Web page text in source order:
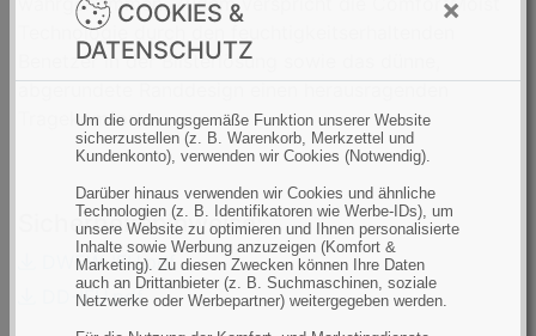
COOKIES &
DATENSCHUTZ
×
Um die ordnungsgemäße Funktion unserer Website
sicherzustellen (z. B. Warenkorb, Merkzettel und
Kundenkonto), verwenden wir Cookies (Notwendig).
Darüber hinaus verwenden wir Cookies und ähnliche
Technologien (z. B. Identifikatoren wie Werbe-IDs), um
unsere Website zu optimieren und Ihnen personalisierte
Inhalte sowie Werbung anzuzeigen (Komfort &
Marketing). Zu diesen Zwecken können Ihre Daten
auch an Drittanbieter (z. B. Suchmaschinen, soziale
Netzwerke oder Werbepartner) weitergegeben werden.
Technologie durch den feuchtigkeitserhaltenden
Benetzer in der Blisterlösung sowie das dünne,
Tragekomfort.
Sicherheitshinweise:
DWEW-IFU.pdf
DD-IFU.pdf